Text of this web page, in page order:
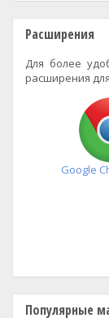
Расширения
Для более
расширения
Google
Популярные